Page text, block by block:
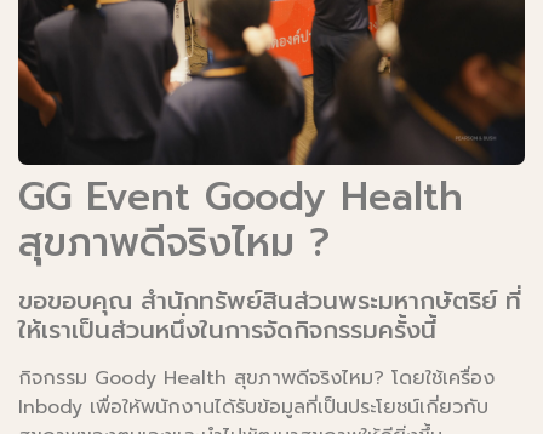
GG Event Goody Health
สุขภาพดีจริงไหม ?
ขอขอบคุณ สำนักทรัพย์สินส่วนพระมหากษัตริย์ ที่
ให้เราเป็นส่วนหนึ่งในการจัดกิจกรรมครั้งนี้
กิจกรรม Goody Health สุขภาพดีจริงไหม? โดยใช้เครื่อง
Inbody เพื่อให้พนักงานได้รับข้อมูลที่เป็นประโยชน์เกี่ยวกับ